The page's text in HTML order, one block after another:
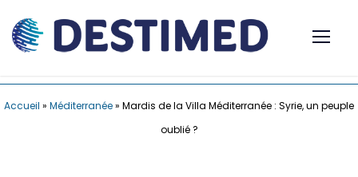
Accueil » Méditerranée» Mardis de la Villa Méditerranée : Syrie, un peuple
oublié ?